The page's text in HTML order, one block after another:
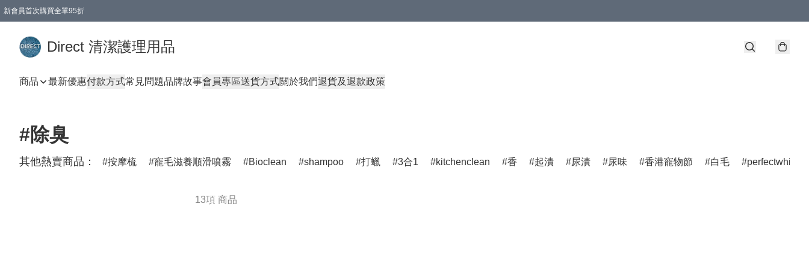
新會員首次購買全單95折
Direct 清潔護理用品
商品 最新優惠付款方式常見問題品牌故事會員專區送貨方式關於我們退貨及退款政策
#除臭
其他熱賣商品： 按摩梳 寵毛滋養順滑噴霧 Bioclean shampoo 打蠟 3合1 kitchenclean 香 起漬 尿漬 尿味 香港寵物節 白毛 perfectwhite
13項 商品